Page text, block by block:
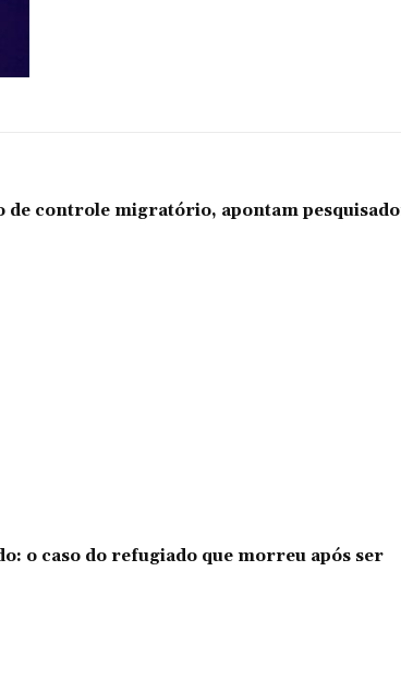
controle migratório, apontam
o caso do refugiado que morreu após ser